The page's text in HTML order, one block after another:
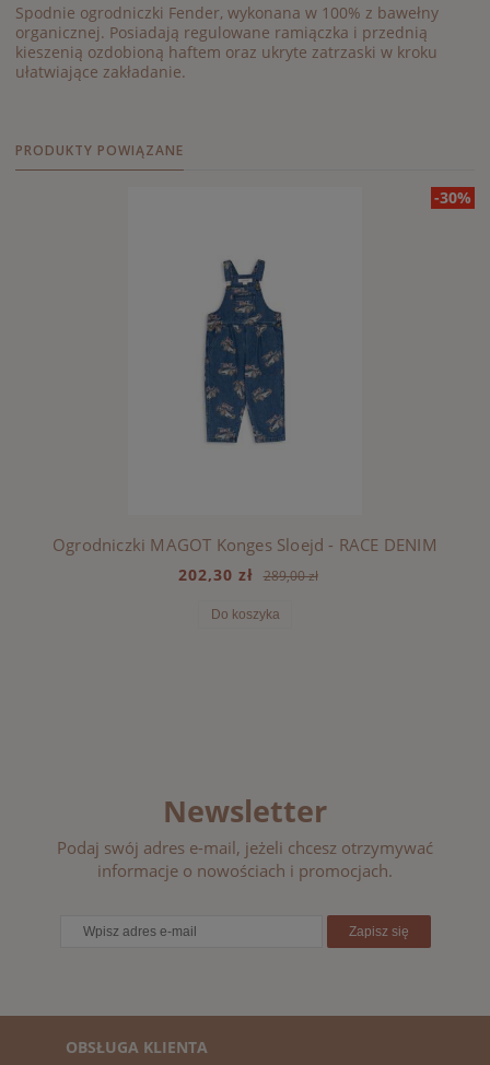
Spodnie ogrodniczki Fender, wykonana w 100% z bawełny
organicznej. Posiadają regulowane ramiączka i przednią
kieszenią ozdobioną haftem oraz ukryte zatrzaski w kroku
ułatwiające zakładanie.
PRODUKTY POWIĄZANE
-30%
Ogrodniczki MAGOT Konges Sloejd - RACE DENIM
202,30 zł 289,00 zł
Do koszyka
Newsletter
Podaj swój adres e-mail, jeżeli chcesz otrzymywać
informacje o nowościach i promocjach.
Zapisz się
OBSŁUGA KLIENTA